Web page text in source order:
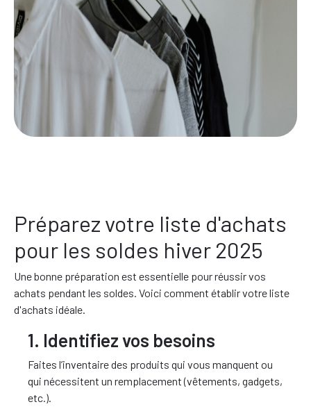
Préparez votre liste d'achats
pour les soldes hiver 2025
Une bonne préparation est essentielle pour réussir vos
achats pendant les soldes. Voici comment établir votre liste
d'achats idéale.
1. Identifiez vos besoins
Faites l’inventaire des produits qui vous manquent ou
qui nécessitent un remplacement (vêtements, gadgets,
etc.).